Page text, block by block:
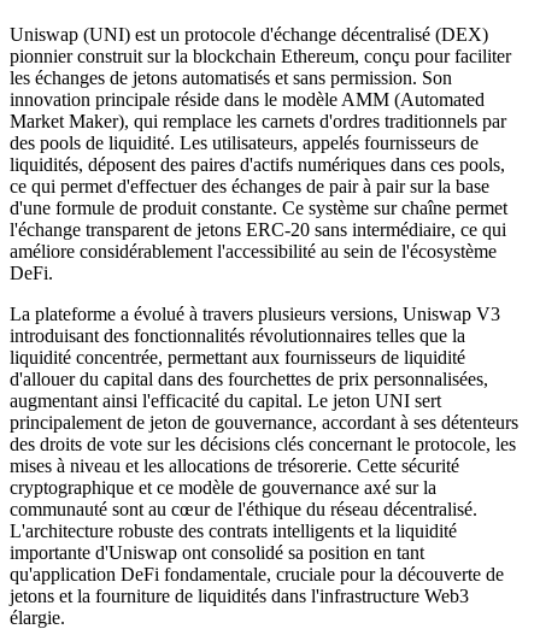
Uniswap (UNI) est un protocole d'échange décentralisé (DEX)
pionnier construit sur la blockchain Ethereum, conçu pour faciliter
les échanges de jetons automatisés et sans permission. Son
innovation principale réside dans le modèle AMM (Automated
Market Maker), qui remplace les carnets d'ordres traditionnels par
des pools de liquidité. Les utilisateurs, appelés fournisseurs de
liquidités, déposent des paires d'actifs numériques dans ces pools,
ce qui permet d'effectuer des échanges de pair à pair sur la base
d'une formule de produit constante. Ce système sur chaîne permet
l'échange transparent de jetons ERC-20 sans intermédiaire, ce qui
améliore considérablement l'accessibilité au sein de l'écosystème
DeFi.
La plateforme a évolué à travers plusieurs versions, Uniswap V3
introduisant des fonctionnalités révolutionnaires telles que la
liquidité concentrée, permettant aux fournisseurs de liquidité
d'allouer du capital dans des fourchettes de prix personnalisées,
augmentant ainsi l'efficacité du capital. Le jeton UNI sert
principalement de jeton de gouvernance, accordant à ses détenteurs
des droits de vote sur les décisions clés concernant le protocole, les
mises à niveau et les allocations de trésorerie. Cette sécurité
cryptographique et ce modèle de gouvernance axé sur la
communauté sont au cœur de l'éthique du réseau décentralisé.
L'architecture robuste des contrats intelligents et la liquidité
importante d'Uniswap ont consolidé sa position en tant
qu'application DeFi fondamentale, cruciale pour la découverte de
jetons et la fourniture de liquidités dans l'infrastructure Web3
élargie.